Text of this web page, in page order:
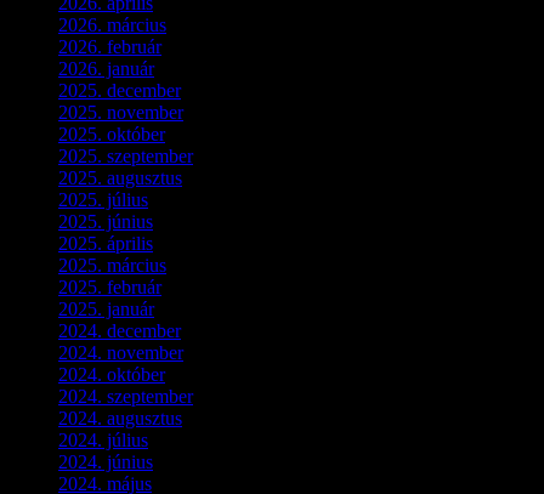
2026. március
2026. február(4)
2026. január(2)
2025. december(4)
2025. november(3)
2025. október(3)
2025. szeptember(5)
2025. augusztus
2025. július
2025. június
2025. április
2025. március
2025. február(7)
2025. január(3)
2024. december(3)
2024. november(7)
2024. október(6)
2024. szeptember(4)
2024. augusztus
2024. július
2024. június
2024. május